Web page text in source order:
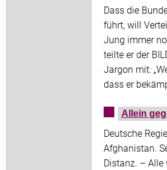
Dass die
führt, will
Jung immer
teilte er der
Jargon mit:
dass er
Allein
Deutsche
Afghanistan.
Distanz. – Alle